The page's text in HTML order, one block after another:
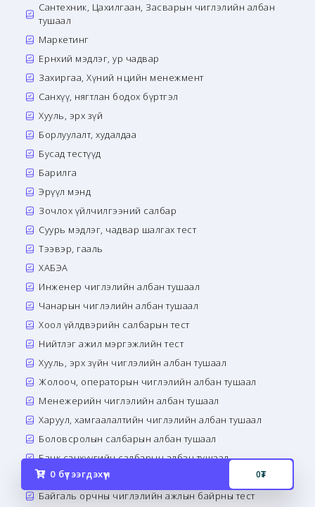
Сантехник, Цахилгаан, Засварын чиглэлийн албан
тушаал
Маркетинг
Ерөнхий мэдлэг, ур чадвар
Захиргаа, Хүний нөөцийн менежмент
Санхүү, нягтлан бодох бүртгэл
Хууль, эрх зүй
Борлуулалт, худалдаа
Бусад тестүүд
Барилга
Эрүүл мэнд
Зочлох үйлчилгээний салбар
Суурь мэдлэг, чадвар шалгах тест
Тээвэр, гааль
ХАБЭА
Инженер чиглэлийн албан тушаал
Чанарын чиглэлийн албан тушаал
Хоол үйлдвэрийн салбарын тест
Нийтлэг ажил мэргэжлийн тест
Хууль, эрх зүйн чиглэлийн албан тушаал
Жолооч, операторын чиглэлийн албан тушаал
Менежерийн чиглэлийн албан тушаал
Харуул, хамгаалалтийн чиглэлийн албан тушаал
Боловсролын салбарын албан тушаал
Банк санхүүгийн салбарын албан тушаал
Сэтгэл зүй, сэтгэн бодох чадварын тест
Байгаль орчны чиглэлийн ажлын байрны тест
0 бүтээгдэхүүн 0₮